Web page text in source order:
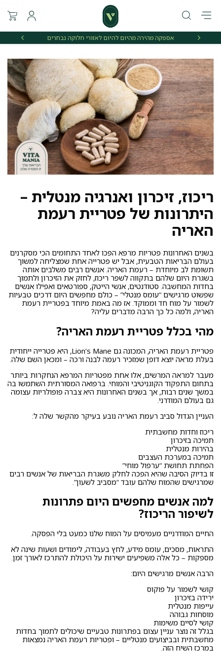
אספקה מהירה מהיום להיום לאזורי חלוקה נבחרים
ריכוז, זיכרון ואנרגיה מנטלית –
היתרונות של פטריית רעמת
האריה
בשנים האחרונות פטריות מרפא הפכו לאחד התחומים הכי מסקרנים
בעולם הבריאות הטבעית, אבל יש פטרייה אחת שמצליחה למשוך
תשומת לב מיוחדת – רעמת האריה. אנשים רבים משלבים אותה
בשגרת היום שלהם בתקווה לשפר ריכוז, לחזק את הזיכרון ולתמוך
בחדות המחשבה. סטודנטים, אנשי הייטק, ספורטאים ואפילו אנשים
שפשוט מרגישים “עומס מנטלי” – כולם מחפשים היום דרכים טבעיות
לשמור על מוח חד וממוקד. אז מה באמת מיוחד בפטריית רעמת
האריה, ולמה כל כך הרבה מדברים עליה?
מהי בכלל פטריית רעמת האריה?
פטריית רעמת האריה, המכונה גם Lion’s Mane, היא פטרייה ייחודית
בעלת מראה יוצא דופן שמזכיר רעמה לבנה ורכה – ומכאן השם שלה.
מעבר למראה המרשים, אלו אחת מפטריות המרפא הנחקרות ביותר
בתחום התפקוד הקוגניטיבי והמוחי. ברפואה המסורתית השתמשו בה
במשך שנים רבות, אך בשנים האחרונות היא צברה פופולריות עצומה
גם בעולם המודרני.
העניין הגדול סביב רעמת האריה נובע בעיקר מהקשר שלה ל:
ריכוז וחדות מחשבתית
תמיכה בזיכרון
בהירות מנטלית
תמיכה במערכת העצבים
הפחתת תחושת “ערפול מוחי”
זו בדיוק הסיבה שהיא הפכה לחלק משגרת הבריאות של אנשים רבים
שמרגישים שהמוח שלהם עובד “מסביב לשעון”.
למה אנשים מחפשים היום פתרונות
לשיפור הריכוז?
החיים המודרניים מעמיסים על המוח שלנו כמעט בלי הפסקה.
התראות, מסכים, עומס מידע, לחץ בעבודה, לימודים ושעות שינה לא
מספקות – כל אלה משפיעים ישירות על היכולת להתרכז לאורך זמן.
הרבה אנשים מרגישים היום:
קושי לשמור על פוקוס
ירידה בזיכרון
עייפות מנטלית
מוסחות גבוהה
קושי לסיים משימות
בגלל זה נוצר עניין עצום בפתרונות טבעיים שיכולים לתמוך בחדות
מחשבתית ובביצועים מנטליים – ופטריות רעמת האריה נמצאות
במרכז השיח הזה.